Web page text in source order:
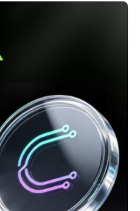
元净流入。 这是什么概